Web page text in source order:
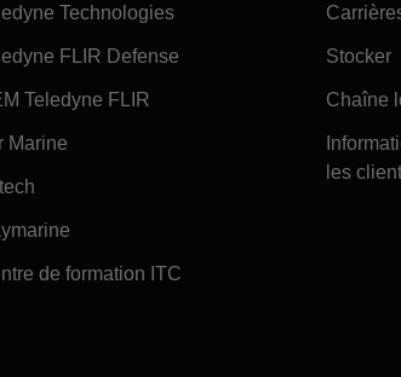
Technologies
FLIR Defense
Teledyne FLIR
Marine
de formation ITC
Stocker
Chaîne
les